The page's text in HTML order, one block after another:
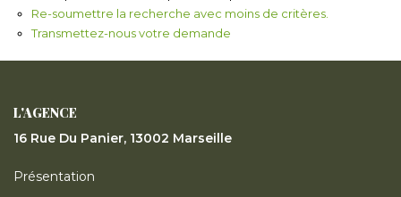
Re-soumettre la recherche avec moins de critères.
Transmettez-nous votre demande
L'AGENCE
16 Rue Du Panier, 13002 Marseille
Présentation